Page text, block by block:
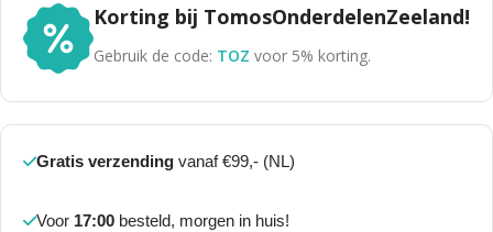
Korting bij TomosOnderdelenZeeland!
Gebruik de code: TOZ voor 5% korting.
Gratis verzending vanaf €99,- (NL)
Voor 17:00 besteld, morgen in huis!